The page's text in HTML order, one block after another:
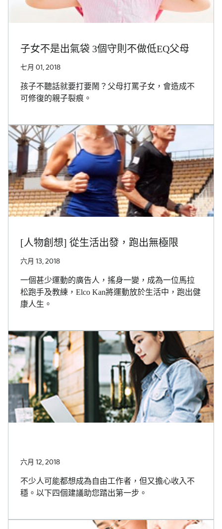
子女不是出氣袋 3個守則不做低EQ父母
七月 01, 2018
孩子不聽話就要打要鬧？父母打罵子女，會造成不
可修復的親子裂痕。
[人物創想] 從生活出發，跑出無極限
六月 13, 2018
一個甚少運動的廣告人，搖身一變，成為一位馬拉
松跑手及教練，Elco Kan將運動放於生活中，跑出健
康人生。
六月 12, 2018
不少人可能都想成為自由工作者，但又擔心收入不
穩。以下四個建議助您踏出第一步。